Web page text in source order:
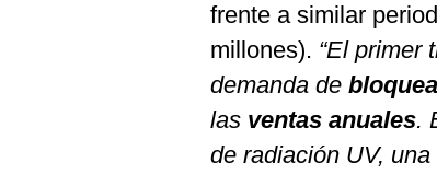
frente a similar
millones). “El primer
demanda de
las ventas anuales.
de radiación UV,